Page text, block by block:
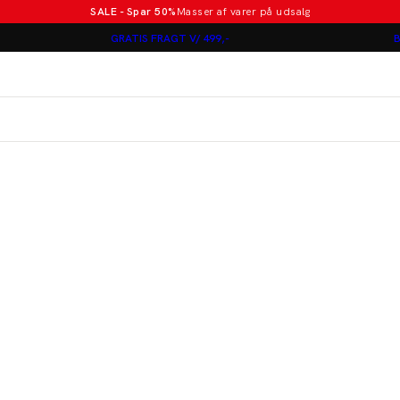
SALE - Spar 50%Masser af varer på udsalg
GRATIS FRAGT V/ 499,-Poloer i nye farver
Jakkesæt fra 1499 kr.
Lindbergh